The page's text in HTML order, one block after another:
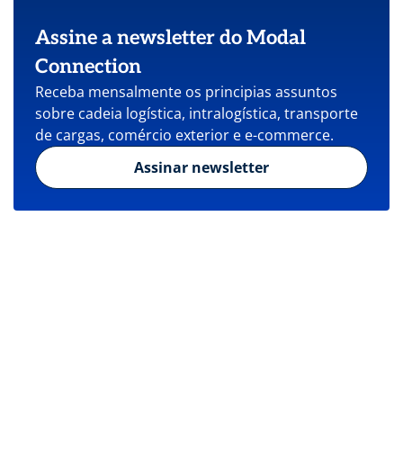
Assine a newsletter do Modal
Connection
Receba mensalmente os principias assuntos
sobre cadeia logística, intralogística, transporte
de cargas, comércio exterior e e-commerce.
Assinar newsletter